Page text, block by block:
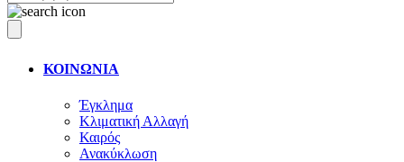
ΚΟΙΝΩΝΙΑ
Έγκλημα
Κλιματική Αλλαγή
Καιρός
Ανακύκλωση